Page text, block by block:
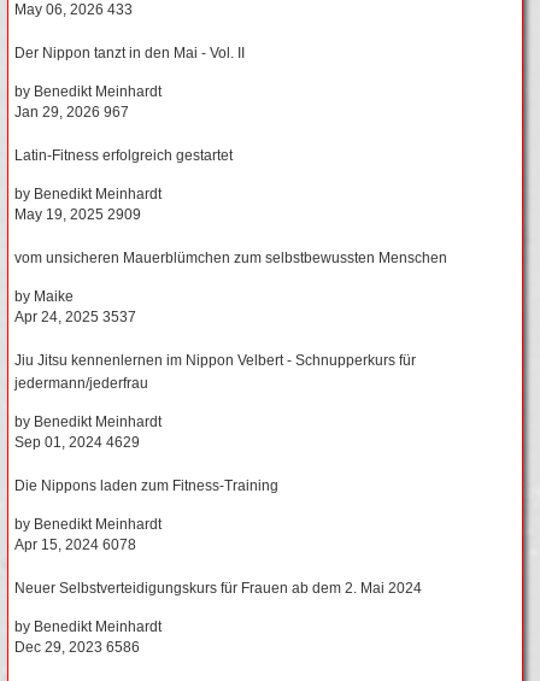
May 06, 2026 433
Der Nippon tanzt in den Mai - Vol. II
by Benedikt Meinhardt
Jan 29, 2026 967
Latin-Fitness erfolgreich gestartet
by Benedikt Meinhardt
May 19, 2025 2909
vom unsicheren Mauerblümchen zum selbstbewussten Menschen
by Maike
Apr 24, 2025 3537
Jiu Jitsu kennenlernen im Nippon Velbert - Schnupperkurs für
jedermann/jederfrau
by Benedikt Meinhardt
Sep 01, 2024 4629
Die Nippons laden zum Fitness-Training
by Benedikt Meinhardt
Apr 15, 2024 6078
Neuer Selbstverteidigungskurs für Frauen ab dem 2. Mai 2024
by Benedikt Meinhardt
Dec 29, 2023 6586